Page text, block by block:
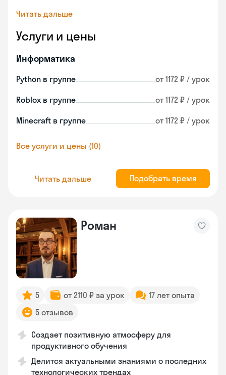
Читать дальше
Услуги и цены
Информатика
Python в группе от 1172 ₽ / урок
Roblox в группе от 1172 ₽ / урок
Minecraft в группе от 1172 ₽ / урок
Все услуги и цены (10)
Читать дальше Подобрать время
Роман
5 от 2110 ₽ за урок
17 лет опыта
5 отзывов
Создает позитивную атмосферу для
продуктивного обучения
Делится актуальными знаниями о последних
технологических трендах